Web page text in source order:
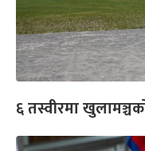
६ तस्वीरमा